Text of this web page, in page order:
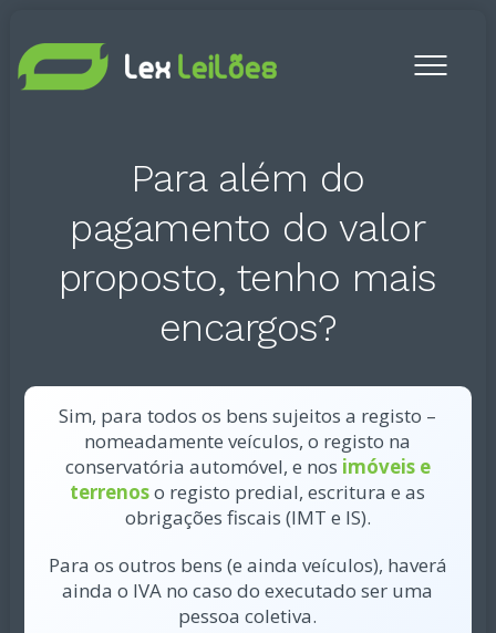
Para além do
pagamento do valor
proposto, tenho mais
encargos?
Sim, para todos os bens sujeitos a registo –
nomeadamente veículos, o registo na
conservatória automóvel, e nos imóveis e
terrenoso registo predial, escritura e as
obrigações fiscais (IMT e IS).
Para os outros bens (e ainda veículos), haverá
ainda o IVA no caso do executado ser uma
pessoa coletiva.